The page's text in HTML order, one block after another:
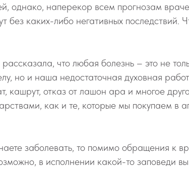
однако, наперекор всем прогнозам
без каких-либо негативных последствий.
что любая болезнь – это не
но и наша недостаточная духовная
кашрут, отказ от лашон ара и многое
как и те, которые мы покупаем в
заболевать, то помимо обращения к
в исполнении какой-то заповеди